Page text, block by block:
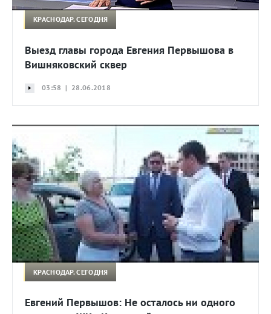
КРАСНОДАР. СЕГОДНЯ
Выезд главы города Евгения Первышова в
Вишняковский сквер
03:58 | 28.06.2018
КРАСНОДАР. СЕГОДНЯ
Евгений Первышов: Не осталось ни одного